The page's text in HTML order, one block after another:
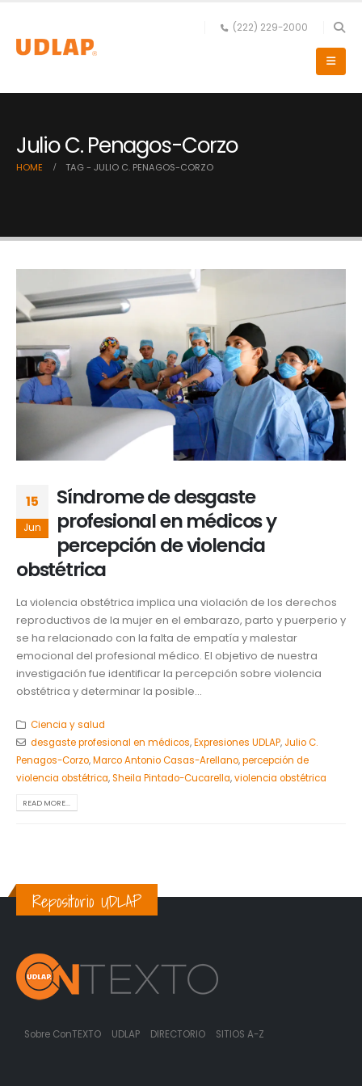
(222) 229-2000
Julio C. Penagos-Corzo
HOME TAG - JULIO C. PENAGOS-CORZO
15
Jun
Síndrome de desgaste
profesional en médicos y
percepción de violencia
obstétrica
La violencia obstétrica implica una violación de los derechos
reproductivos de la mujer en el embarazo, parto y puerperio y
se ha relacionado con la falta de empatía y malestar
emocional del profesional médico. El objetivo de nuestra
investigación fue identificar la percepción sobre violencia
obstétrica y determinar la posible...
Ciencia y salud
desgaste profesional en médicos,Expresiones UDLAP, Julio C.
Penagos-Corzo,Marco Antonio Casas-Arellano,percepción de
violencia obstétrica,Sheila Pintado-Cucarella,violencia obstétrica
READ MORE...
Repositorio UDLAP
Sobre ConTEXTO UDLAP DIRECTORIO SITIOS A-Z